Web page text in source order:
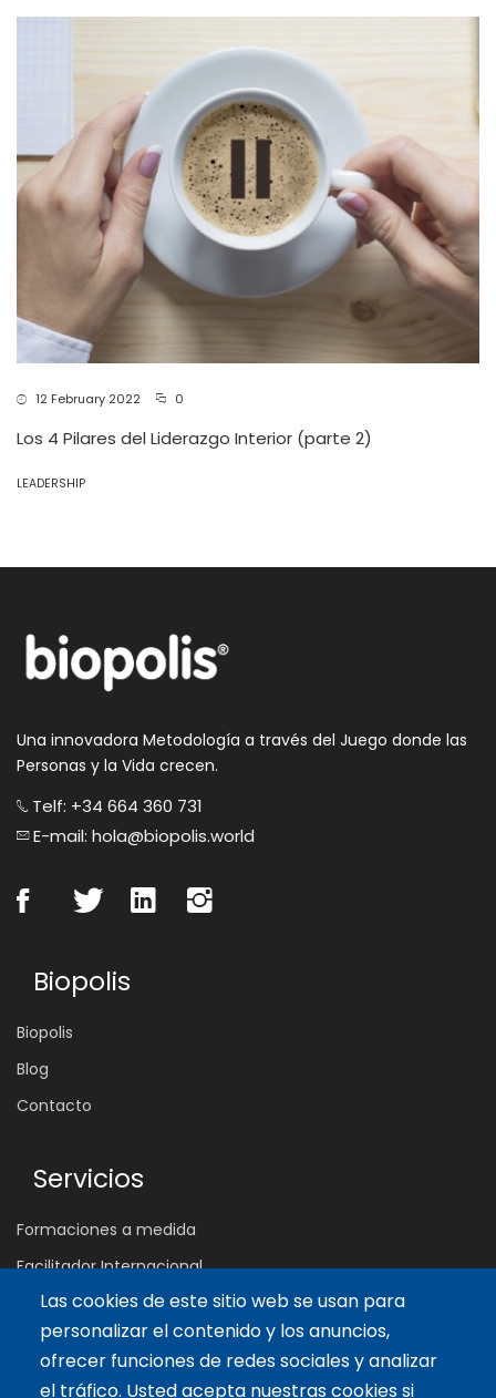
Las cookies de este sitio web se usan para
personalizar el contenido y los anuncios,
ofrecer funciones de redes sociales y analizar
el tráfico. Usted acepta nuestras cookies si
12 February 2022 0
Los 4 Pilares del Liderazgo Interior (parte 2)
LEADERSHIP
Una innovadora Metodología a través del Juego donde las
Personas y la Vida crecen.
Telf: +34 664 360 731
E-mail: hola@biopolis.world
Biopolis
Biopolis
Blog
Contacto
Servicios
Formaciones a medida
Facilitador Internacional
Artículos recientes
Claves para potenciar una Autoestima Saludable